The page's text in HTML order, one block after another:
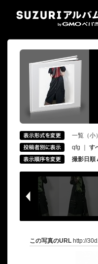
一覧（小）
qfg
す
撮影日順
この写真のURL http://